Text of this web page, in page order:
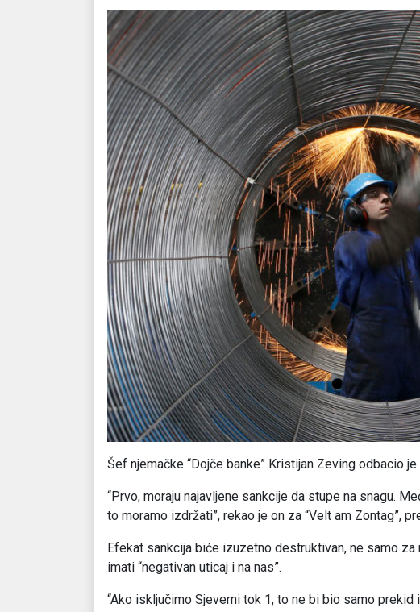
Šef njemačke “Dojče banke” Kristijan Zeving odbacio
“Prvo, moraju najavljene sankcije da stupe na snagu.
to moramo izdržati”, rekao je on za “Velt am Zontag”,
Efekat sankcija biće izuzetno destruktivan, ne samo
imati “negativan uticaj i na nas”.
“Ako isključimo Sjeverni tok 1, to ne bi bio samo